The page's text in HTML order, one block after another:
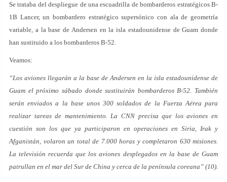
Se trataba del despliegue de una escuadrilla de bombarderos estratégicos B-
1B Lancer, un bombardero estratégico supersónico con ala de geometría
variable, a la base de Andersen en la isla estadounidense de Guam donde
han sustituido a los bombarderos B-52.
Veamos:
“Los aviones llegarán a la base de Andersen en la isla estadounidense de
Guam el próximo sábado donde sustituirán bombarderos B-52. También
serán enviados a la base unos 300 soldados de la Fuerza Aérea para
realizar tareas de mantenimiento. La CNN precisa que los aviones en
cuestión son los que ya participaron en operaciones en Siria, Irak y
Afganistán, volaron un total de 7.000 horas y completaron 630 misiones.
La televisión recuerda que los aviones desplegados en la base de Guam
patrullan en el mar del Sur de China y cerca de la península coreana” (10).